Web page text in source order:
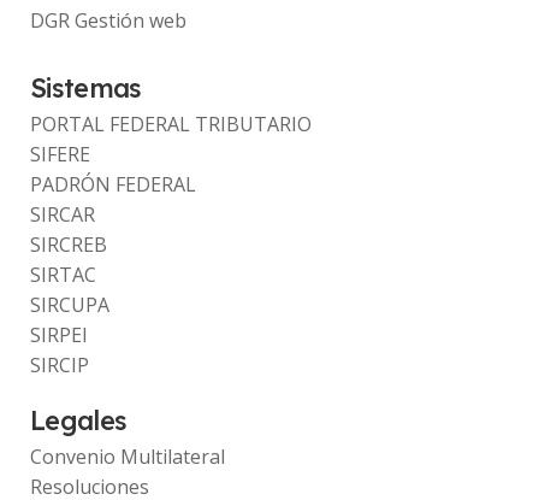
DGR Gestión web
Sistemas
PORTAL FEDERAL TRIBUTARIO
SIFERE
PADRÓN FEDERAL
SIRCAR
SIRCREB
SIRTAC
SIRCUPA
SIRPEI
SIRCIP
Legales
Convenio Multilateral
Resoluciones